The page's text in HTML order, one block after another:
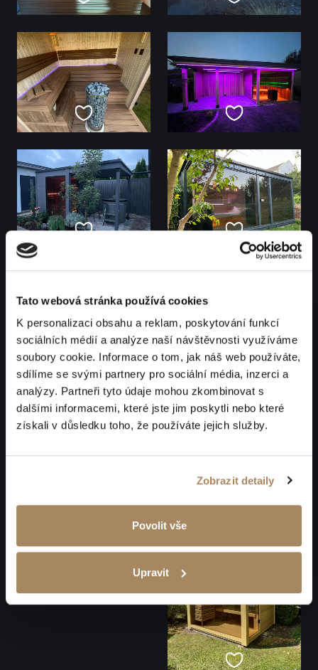
Tato webová stránka používá cookies
K personalizaci obsahu a reklam, poskytování funkcí
sociálních médií a analýze naší návštěvnosti využíváme
soubory cookie. Informace o tom, jak náš web používáte,
sdílíme se svými partnery pro sociální média, inzerci a
analýzy. Partneři tyto údaje mohou zkombinovat s
dalšími informacemi, které jste jim poskytli nebo které
získali v důsledku toho, že používáte jejich služby.
Zobrazit detaily
Povolit vše
Upravit